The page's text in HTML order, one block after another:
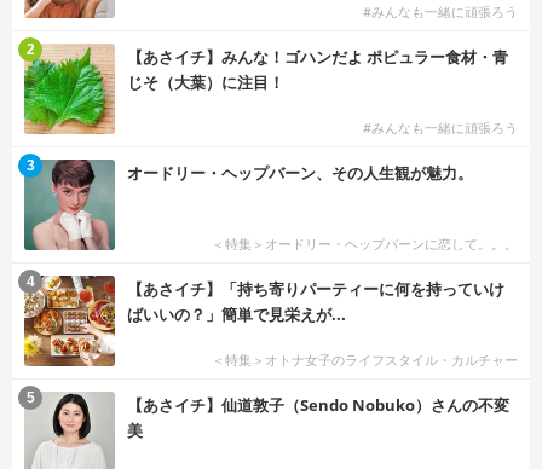
#みんなも一緒に頑張ろう
【あさイチ】みんな！ゴハンだよ ポピュラー食材・青
じそ（大葉）に注目！
#みんなも一緒に頑張ろう
2
オードリー・ヘップバーン、その人生観が魅力。
＜特集＞オードリー・ヘップバーンに恋して。。。
3
【あさイチ】「持ち寄りパーティーに何を持っていけ
ばいいの？」簡単で見栄えが...
＜特集＞オトナ女子のライフスタイル・カルチャー
4
【あさイチ】仙道敦子（Sendo Nobuko）さんの不変
美
5